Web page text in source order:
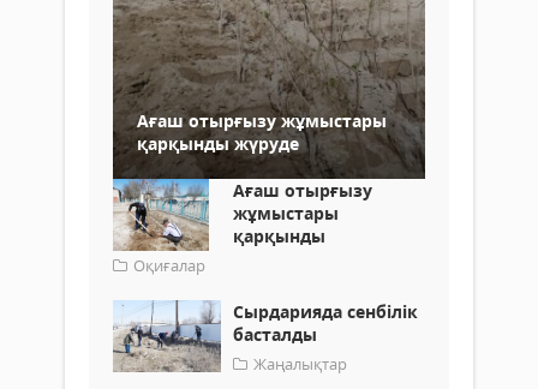
Ағаш отырғызу жұмыстары
қарқынды жүруде
Ағаш отырғызу
жұмыстары
қарқынды
Оқиғалар
Сырдарияда сенбілік
басталды
Жаңалықтар